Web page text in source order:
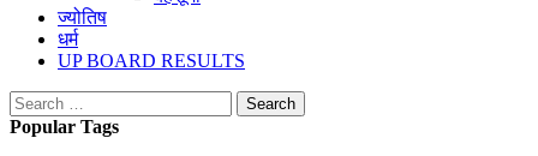
ज्योतिष
धर्म
UP BOARD RESULTS
Search
for:
Popular Tags